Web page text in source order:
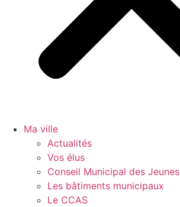
Ma ville
Actualités
Vos élus
Conseil Municipal des Jeunes
Les bâtiments municipaux
Le CCAS